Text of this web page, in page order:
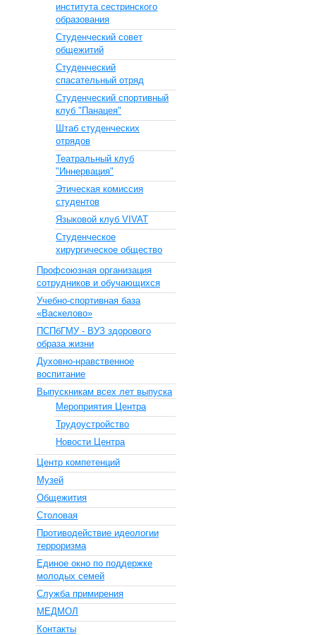
института сестринского
образования
Студенческий совет
общежитий
Студенческий
спасательный отряд
Студенческий спортивный
клуб "Панацея"
Штаб студенческих
отрядов
Театральный клуб
"Иннервация"
Этическая комиссия
студентов
Языковой клуб VIVAT
Студенческое
хирургическое общество
Профсоюзная организация
сотрудников и обучающихся
Учебно-спортивная база
«Васкелово»
ПСПбГМУ - ВУЗ здорового
образа жизни
Духовно-нравственное
воспитание
Выпускникам всех лет выпуска
Мероприятия Центра
Трудоустройство
Новости Центра
Центр компетенций
Музей
Общежития
Столовая
Противодействие идеологии
терроризма
Единое окно по поддержке
молодых семей
Служба примирения
МЕДМОЛ
Контакты